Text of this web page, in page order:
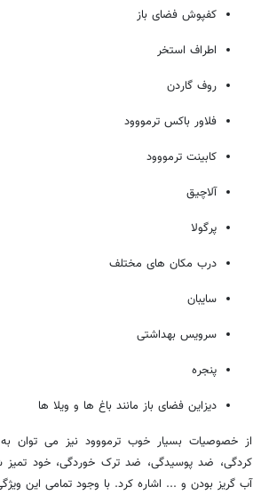
کفپوش فضای باز
اطراف استخر
روف گاردن
فلاور باکس ترمووود
کابینت ترمووود
آلاچیق
پرگولا
درب مکان های مختلف
سایبان
سرویس بهداشتی
پنجره
دیزاین فضای باز مانند باغ ها و ویلا ها
از خصوصیات بسیار خوب ترمووود نیز می توان
کردگی، ضد پوسیدگی، ضد ترک خوردگی، خود تمیز
آب گریز بودن و ... اشاره کرد. با وجود تمامی این